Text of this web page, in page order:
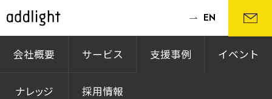
会社概要 サービス 支援事例 イベント
ナレッジ 採用情報
EN